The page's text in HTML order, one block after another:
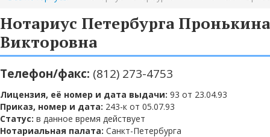
Нотариус Петербурга
Викторовна
Телефон/факс: (812) 273-4753
Лицензия, её номер и дата выдачи: 93 от 23.04.93
Приказ, номер и дата: 243-к от 05.07.93
Статус: в данное время действует
Нотариальная палата: Санкт-Петербурга